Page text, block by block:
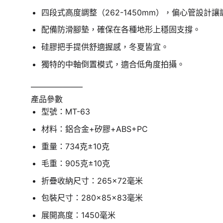
四段式高度調整（262-1450mm），偏心管設計讓
配備防滑腳墊，確保在各種地形上穩固支撐。
硅膠把手提供舒適握感，冬夏皆宜。
獨特的中軸倒置模式，適合低角度拍攝。
——————–
產品參數
型號：MT-63
材料：鋁合金+矽膠+ABS+PC
重量：734克±10克
毛重：905克±10克
折疊收納尺寸：265×72毫米
包裝尺寸：280×85×83毫米
展開高度：1450毫米